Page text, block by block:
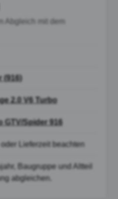
Abgleich mit dem
(916)
2.0 V6 Turbo
GTV/Spider 916
Lieferzeit beachten
Baugruppe und Altteil
abgleichen.